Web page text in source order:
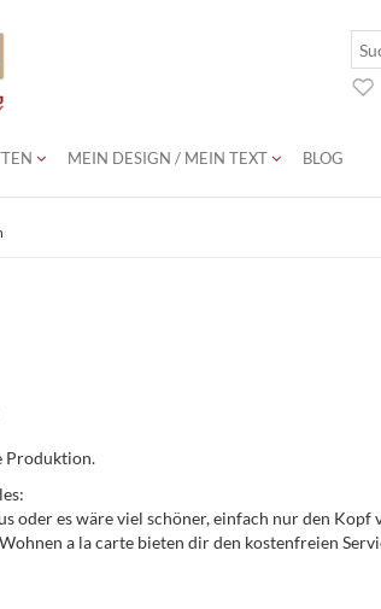
MEIN DESIGN / MEIN TEXT BLOG
Produktion.
oder es wäre viel schöner, einfach nur den Kopf
a la carte bieten dir den kostenfreien